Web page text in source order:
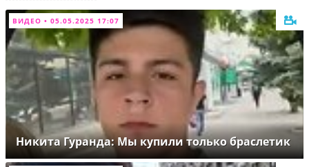
ВИДЕО • 05.05.2025 17:07
Никита Гуранда: Мы купили только браслетик